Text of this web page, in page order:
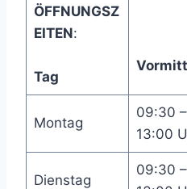
ÖFFNUNGSZ
EITEN:
Tag
Montag
09:30 –
13:00
Dienstag
09:30 –